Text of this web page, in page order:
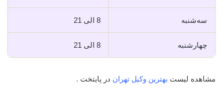
سه‌شنبه 8 الی 21
چهارشنبه 8 الی 21
مشاهده لیست بهترین وکیل تهران در پایتخت .